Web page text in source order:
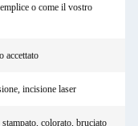
o come il vostro
accettato
incisione laser
colorato, bruciato